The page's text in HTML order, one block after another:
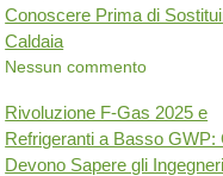
Conoscere Prima di
Caldaia
Nessun commento
Rivoluzione F-Gas 2025 e
Refrigeranti a Basso GWP:
Devono Sapere gli Ingegneri